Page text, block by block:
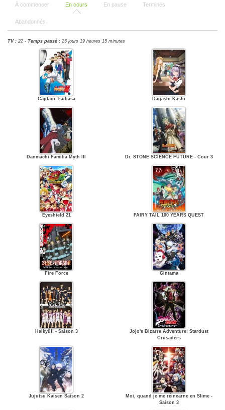
À commencer En cours En pause Terminés
Abandonnés
TV : 22 - Temps passé : 25 jours 19 heures 15 minutes
Captain Tsubasa Dagashi Kashi
Danmachi Familia Myth III Dr. STONE SCIENCE FUTURE - Cour 3
Eyeshield 21 FAIRY TAIL 100 YEARS QUEST
Fire Force Gintama
Haikyû!! - Saison 3
Jojo's Bizarre Adventure: Stardust
Crusaders
Jujutsu Kaisen Saison 2
Moi, quand je me réincarne en Slime -
Saison 3